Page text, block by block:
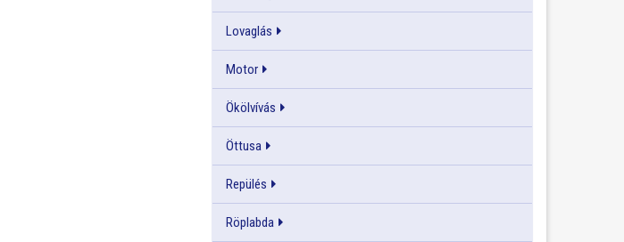
Lovaglás
Motor
Ökölvívás
Öttusa
Repülés
Röplabda